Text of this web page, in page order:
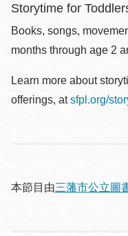
Storytime for
Books, songs,
months through age 2
Learn more about
offerings, atsfpl.org/
本節目由三藩市公立圖